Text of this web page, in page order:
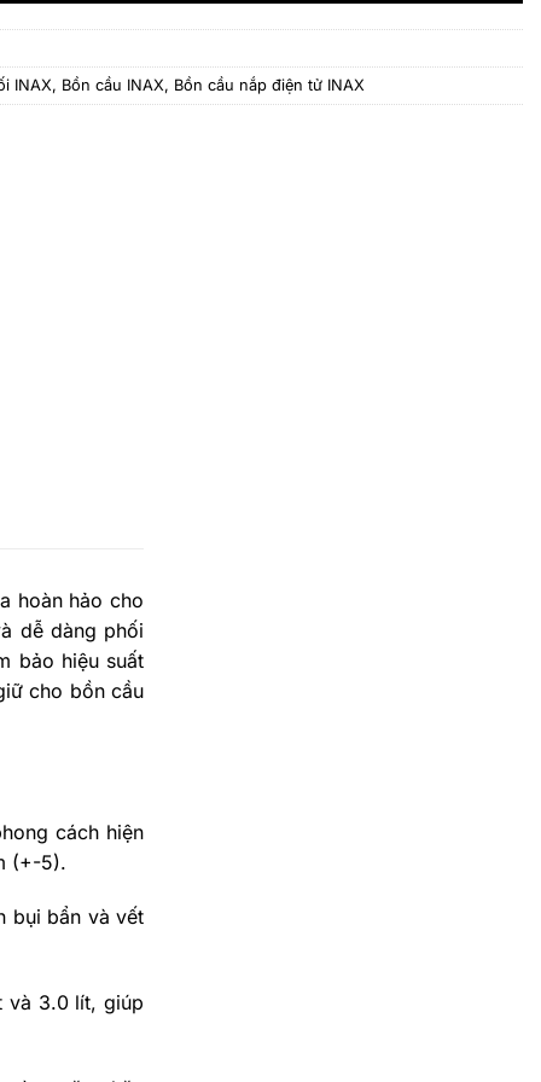
INAX, Bồn cầu INAX, Bồn cầu nắp điện tử INAX
hoàn hảo cho
dễ dàng phối
bảo hiệu suất
cho bồn cầu
cách hiện
(+-5)​​​​.
bụi bẩn và vết
và 3.0 lít, giúp